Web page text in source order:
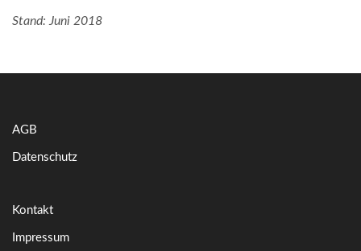
Stand: Juni 2018
AGB
Datenschutz
Kontakt
Impressum